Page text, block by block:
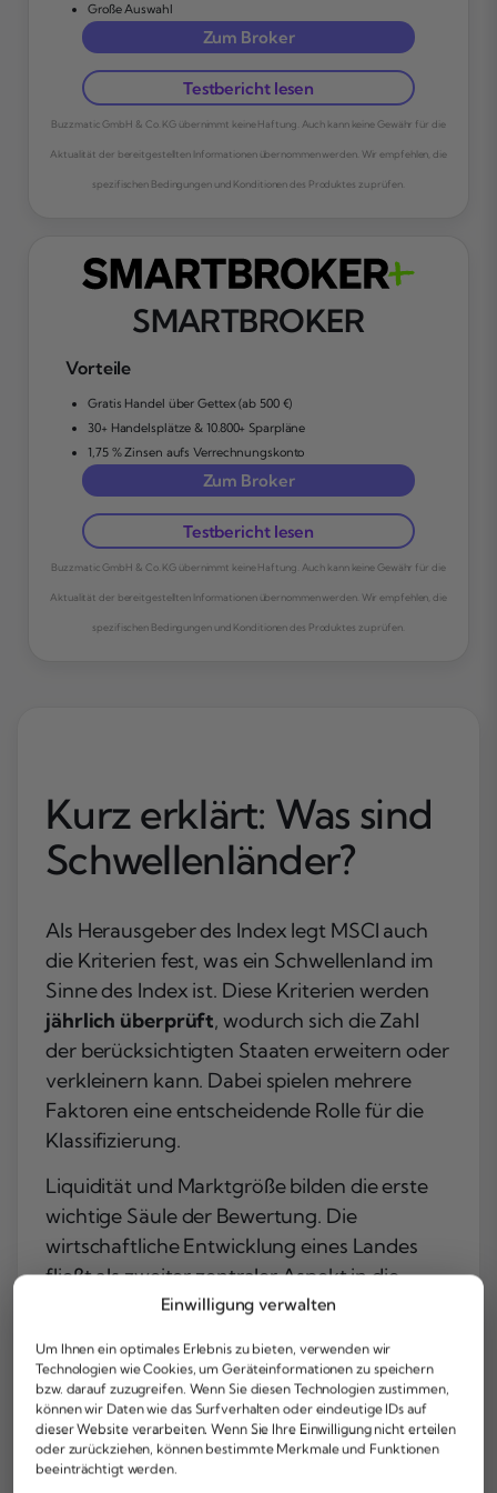
Einwilligung verwalten
Um Ihnen ein optimales Erlebnis zu bieten, verwenden wir
Technologien wie Cookies, um Geräteinformationen zu speichern
bzw. darauf zuzugreifen. Wenn Sie diesen Technologien zustimmen,
können wir Daten wie das Surfverhalten oder eindeutige IDs auf
dieser Website verarbeiten. Wenn Sie Ihre Einwilligung nicht erteilen
oder zurückziehen, können bestimmte Merkmale und Funktionen
beeinträchtigt werden.
Große Auswahl
Zum Broker
Testbericht lesen
Buzzmatic GmbH & Co. KG übernimmt keine Haftung. Auch kann keine Gewähr für die
Aktualität der bereitgestellten Informationen übernommen werden. Wir empfehlen, die
spezifischen Bedingungen und Konditionen des Produktes zu prüfen.
SMARTBROKER
Vorteile
Gratis Handel über Gettex (ab 500 €)
30+ Handelsplätze & 10.800+ Sparpläne
1,75 % Zinsen aufs Verrechnungskonto
Zum Broker
Testbericht lesen
Buzzmatic GmbH & Co. KG übernimmt keine Haftung. Auch kann keine Gewähr für die
Aktualität der bereitgestellten Informationen übernommen werden. Wir empfehlen, die
spezifischen Bedingungen und Konditionen des Produktes zu prüfen.
Kurz erklärt: Was sind
Schwellenländer?
Als Herausgeber des Index legt MSCI auch
die Kriterien fest, was ein Schwellenland im
Sinne des Index ist. Diese Kriterien werden
jährlich überprüft, wodurch sich die Zahl
der berücksichtigten Staaten erweitern oder
verkleinern kann. Dabei spielen mehrere
Faktoren eine entscheidende Rolle für die
Klassifizierung.
Liquidität und Marktgrößebilden die erste
wichtige Säule der Bewertung. Die
wirtschaftliche Entwicklung eines Landes
fließt als zweiter zentraler Aspekt in die
Beurteilung ein. Die Marktzugänglichkeit der
letztendlich, ob ein Land als Schwellenland
im Index berücksichtigt wird. Diese
dynamische Anpassung sorgt dafür, dass
der Index stets die aktuellen Gegebenheiten
der globalen Märkte widerspiegelt.